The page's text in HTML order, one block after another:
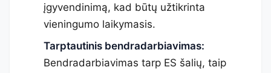
įgyvendinimą, kad būtų užtikrinta
vieningumo laikymasis.
Tarptautinis bendradarbiavimas:
Bendradarbiavimas tarp ES šalių, taip